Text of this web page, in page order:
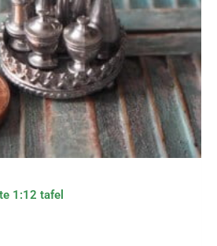
1:12 tafel
worden
op
de
productpagina